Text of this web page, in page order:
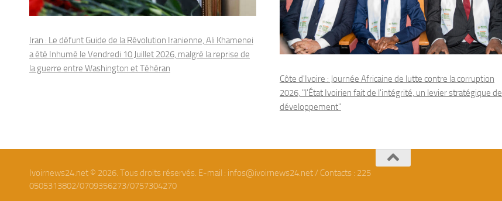
Iran : Le défunt Guide de la Révolution Iranienne, Ali Khamenei
a été Inhumé le Vendredi 10 Juillet 2026, malgré la reprise de
la guerre entre Washington et Téhéran
Côte d'Ivoire : Journée Africaine de lutte contre la corruption
2026, "l'État Ivoirien fait de l'intégrité, un levier stratégique de
développement"
Ivoirnews24.net © 2026. Tous droits réservés. E-mail : infos@ivoirnews24.net / Contacts : 225
0505313802/0709356273/0757304270